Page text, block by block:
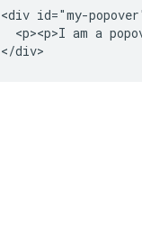
<div id="my-
<p><p>I am a